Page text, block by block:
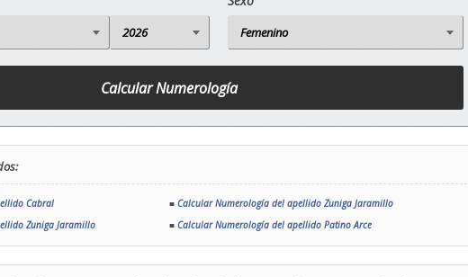
Cabral ■ Calcular Numerología del apellido Zuniga Jaramillo
Zuniga Jaramillo ■ Calcular Numerología del apellido Patino Arce